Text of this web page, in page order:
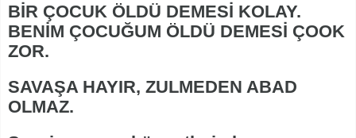
BİR ÇOCUK ÖLDÜ DEMESİ KOLAY.
BENİM ÇOCUĞUM ÖLDÜ DEMESİ ÇOOK
ZOR.
SAVAŞA HAYIR, ZULMEDEN ABAD
OLMAZ.